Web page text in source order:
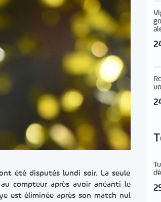
été disputés lundi soir. La seule
compteur après avoir anéanti le
est éliminée après son match nul